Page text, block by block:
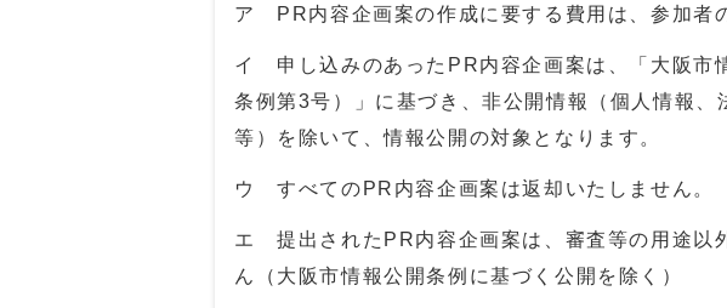
ア PR内容企画案の作成に要する費用は、参加者
イ 申し込みのあったPR内容企画案は、「大阪市
条例第3号）」に基づき、非公開情報（個人情報、
等）を除いて、情報公開の対象となります。
ウ すべてのPR内容企画案は返却いたしません。
エ 提出されたPR内容企画案は、審査等の用途以
ん（大阪市情報公開条例に基づく公開を除く）